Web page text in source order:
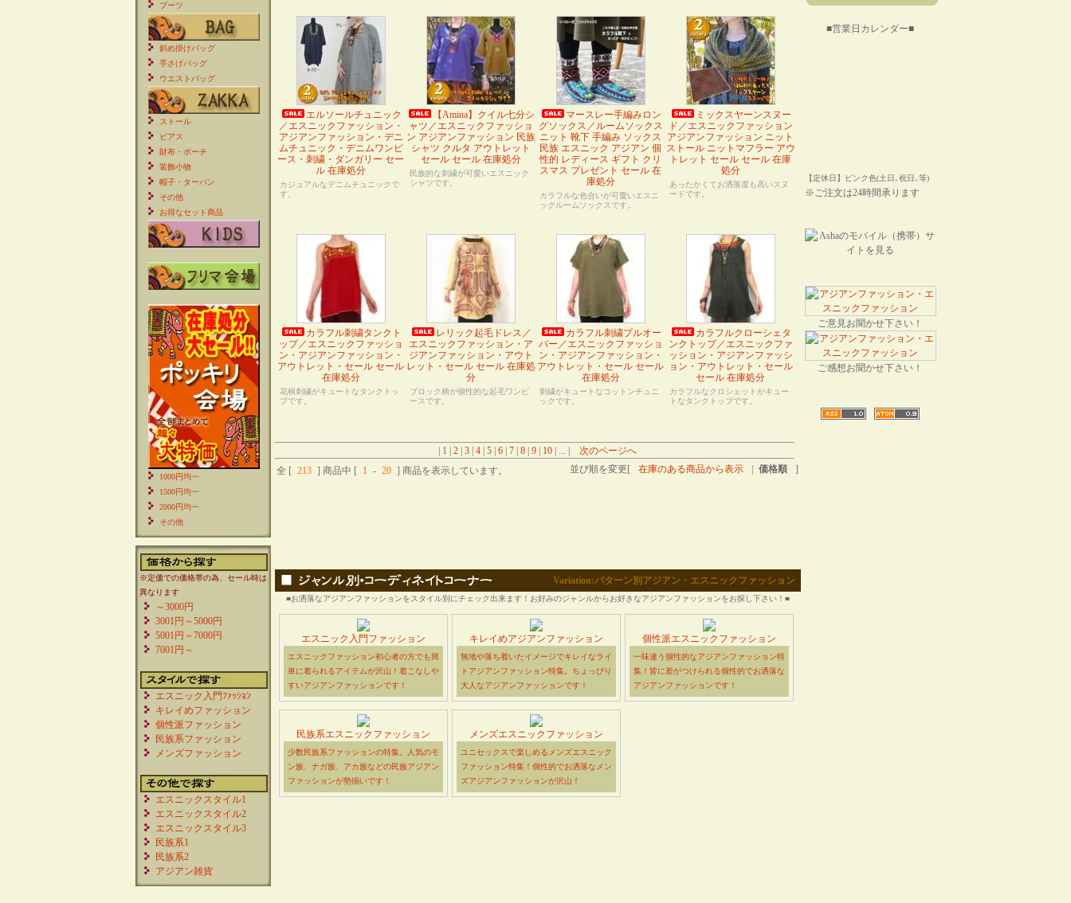
エルソールチュニック
／エスニックファッション・
アジアンファッション・デニ
ムチュニック・デニムワンピ
ース・刺繍・ダンガリー セー
ル 在庫処分
カジュアルなデニムチュニックで
す。
【Amina】クイル七分シ
ャツ／エスニックファッショ
ン アジアンファッション 民族
シャツ クルタ アウトレット
セール セール 在庫処分
民族的な刺繍が可愛いエスニック
シャツです。
マースレー手編みロン
グソックス／ルームソックス
ニット 靴下 手編み ソックス
民族 エスニック アジアン 個
性的 レディース ギフト クリ
スマス プレゼント セール 在
庫処分
カラフルな色合いが可愛いエスニ
ックルームソックスです。
ミックスヤーンスヌー
ド／エスニックファッション
アジアンファッション ニット
ストール ニットマフラー アウ
トレット セール セール 在庫
処分
あったかくてお洒落度も高いスヌ
ードです。
カラフル刺繍タンクト
ップ／エスニックファッショ
ン・アジアンファッション・
アウトレット・セール セール
在庫処分
花柄刺繍がキュートなタンクトッ
プです。
レリック起毛ドレス／
エスニックファッション・ア
ジアンファッション・アウト
レット・セール セール 在庫処
分
ブロック柄が個性的な起毛ワンピ
ースです。
カラフル刺繍プルオー
バー／エスニックファッショ
ン・アジアンファッション・
アウトレット・セール セール
在庫処分
刺繍がキュートなコットンチュニ
ックです。
カラフルクローシェタ
ンクトップ／エスニックファ
ッション・アジアンファッシ
ョン・アウトレット・セール
セール 在庫処分
カラフルなクロシェットがキュー
トなタンクトップです。
| 1 | 2 3 4 5 6 7 8 9 10 ...
次のページへ
全 [ 213 ] 商品中 [ 1 - 20 ] 商品を表示しています。 並び順を変更[ 在庫のある商品から表示 価格順 ]
Variation:パターン別アジアン・エスニックファッション
■お洒落なアジアンファッションをスタイル別にチェック出来ます！お好みのジャンルからお好きなアジアンファッションをお探し下さい！■
エスニック入門ファッション
エスニックファッション初心者の方でも簡
単に着られるアイテムが沢山！着こなしや
すいアジアンファッションです！
キレイめアジアンファッション
無地や落ち着いたイメージでキレイなライ
トアジアンファッション特集。ちょっぴり
大人なアジアンファッションです！
個性派エスニックファッション
一味違う個性的なアジアンファッション特
集！皆に差がつけられる個性的でお洒落な
アジアンファッションです！
民族系エスニックファッション
少数民族系ファッションの特集。人気のモ
ン族、ナガ族、アカ族などの民族アジアン
ファッションが勢揃いです！
メンズエスニックファッション
ユニセックスで楽しめるメンズエスニック
ファッション特集！個性的でお洒落なメン
ズアジアンファッションが沢山！
ブーツ
斜め掛けバッグ
手さげバッグ
ウエストバッグ
ストール
ピアス
財布・ポーチ
装飾小物
帽子・ターバン
その他
お得なセット商品
1000円均一
1500円均一
2000円均一
その他
※定価での価格帯の為、セール時は
異なります
～3000円
3001円～5000円
5001円～7000円
7001円～
エスニック入門ﾌｧｯｼｮﾝ
キレイめファッション
個性派ファッション
民族系ファッション
メンズファッション
エスニックスタイル1
エスニックスタイル2
エスニックスタイル3
民族系1
民族系2
アジアン雑貨
■営業日カレンダー■
【定休日】ピンク色(土日､祝日､等)
※ご注文は24時間承ります
ご意見お聞かせ下さい！
ご感想お聞かせ下さい！